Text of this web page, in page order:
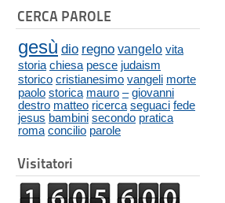
CERCA PAROLE
gesù dio regno vangelo vita
storia chiesa pesce judaism
storico cristianesimo vangeli morte
paolo storica mauro – giovanni
destro matteo ricerca seguaci fede
jesus bambini secondo pratica
roma concilio parole
Visitatori